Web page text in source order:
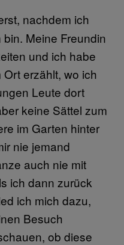
nachdem ich
Meine Freundin
und ich habe
erzählt, wo ich
Leute dort
keine Sättel zum
im Garten hinter
nie jemand
auch nie mit
ich dann zurück
ich mich dazu,
Besuch
ob diese